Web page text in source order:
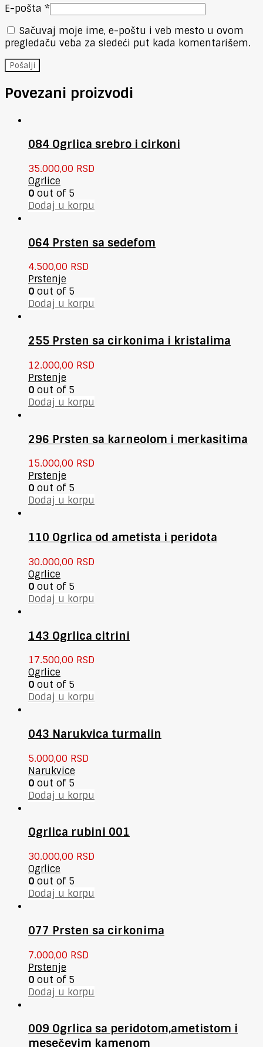
E-pošta *
Sačuvaj moje ime, e-poštu i veb mesto u ovom
pregledaču veba za sledeći put kada komentarišem.
Povezani proizvodi
084 Ogrlica srebro i cirkoni
35.000,00 RSD
Ogrlice
0 out of 5
Dodaj u korpu
064 Prsten sa sedefom
4.500,00 RSD
Prstenje
0 out of 5
Dodaj u korpu
255 Prsten sa cirkonima i kristalima
12.000,00 RSD
Prstenje
0 out of 5
Dodaj u korpu
296 Prsten sa karneolom i merkasitima
15.000,00 RSD
Prstenje
0 out of 5
Dodaj u korpu
110 Ogrlica od ametista i peridota
30.000,00 RSD
Ogrlice
0 out of 5
Dodaj u korpu
143 Ogrlica citrini
17.500,00 RSD
Ogrlice
0 out of 5
Dodaj u korpu
043 Narukvica turmalin
5.000,00 RSD
Narukvice
0 out of 5
Dodaj u korpu
Ogrlica rubini 001
30.000,00 RSD
Ogrlice
0 out of 5
Dodaj u korpu
077 Prsten sa cirkonima
7.000,00 RSD
Prstenje
0 out of 5
Dodaj u korpu
009 Ogrlica sa peridotom,ametistom i
mesečevim kamenom